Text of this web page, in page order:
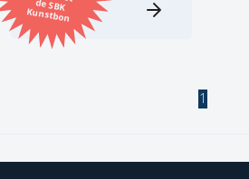
Kunstbon
Kunstenaar
1